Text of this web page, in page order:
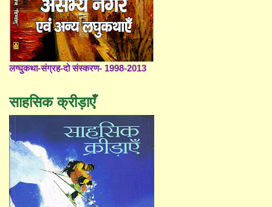
लग्घुकथा-संग्रह-दो संस्करण- 1998-2013
साहसिक क्रीड़ाएँ